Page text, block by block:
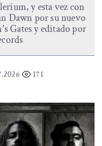
y esta vez con
Dawn por su nuevo
Gates y editado por
171